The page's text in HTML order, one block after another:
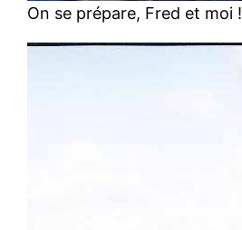
On se prépare, Fred et moi !